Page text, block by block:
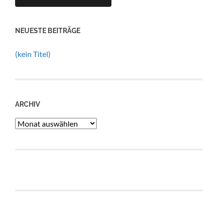
NEUESTE BEITRÄGE
(kein Titel)
ARCHIV
Archiv